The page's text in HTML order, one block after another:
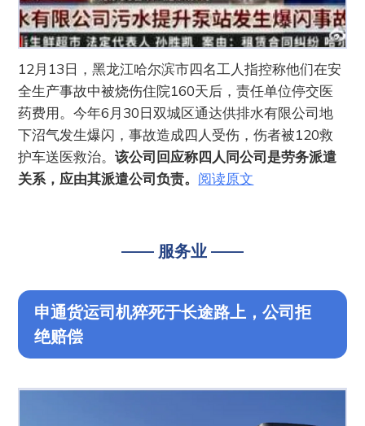
12月13日，黑龙江哈尔滨市四名工人指控称他们在安
全生产事故中被烧伤住院160天后，责任单位停交医
药费用。今年6月30日双城区通达供排水有限公司地
下沼气发生爆闪，事故造成四人受伤，伤者被120救
护车送医救治。该公司回应称四人同公司是劳务派遣
关系，应由其派遣公司负责。 阅读原文
—— 服务业 ——
申通货运司机猝死于长途路上，公司拒
绝赔偿